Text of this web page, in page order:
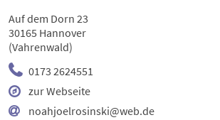
0173 2624551
zur Webseite
noahjoelrosinski@web.de
Auf dem Dorn 23
30165 Hannover
(Vahrenwald)